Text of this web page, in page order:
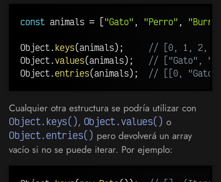
const animals = ["Gato" , "Perro" ,
Object.keys(animals) ;
// [0, 1, 2,
Object.values(animals) ;
// ["Gato",
Object.entries(animals) ; // [[0,
Cualquier otra estructura se podría utilizar con
Object.keys(), Object.values() o
Object.entries() pero devolverá un array
vacío si no se puede iterar. Por ejemplo: